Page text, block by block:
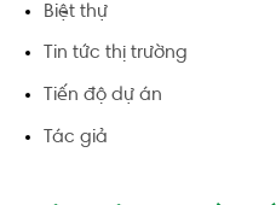
Biệt thự
Tin tức thị trường
Tiến độ dự án
Tác giả